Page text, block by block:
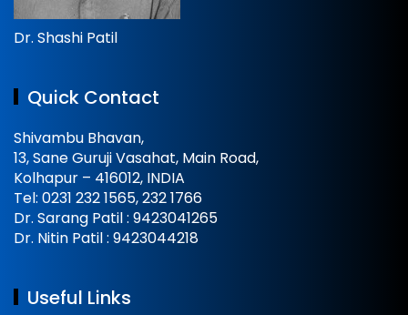
Dr. Shashi Patil
Quick Contact
Shivambu Bhavan,
13, Sane Guruji Vasahat, Main Road,
Kolhapur – 416012, INDIA
Tel: 0231 232 1565, 232 1766
Dr. Sarang Patil : 9423041265
Dr. Nitin Patil : 9423044218
Useful Links